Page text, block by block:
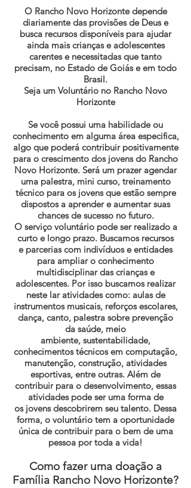
O Rancho Novo Horizonte depende
diariamente das provisões de Deus e
busca recursos disponíveis para ajudar
ainda mais crianças e adolescentes
carentes e necessitadas que tanto
precisam, no Estado de Goiás e em todo
Brasil.
Seja um Voluntário no Rancho Novo
Horizonte
Se você possui uma habilidade ou
conhecimento em alguma área especifica,
algo que poderá contribuir positivamente
para o crescimento dos jovens do Rancho
Novo Horizonte. Será um prazer agendar
uma palestra, mini curso, treinamento
técnico para os jovens que estão sempre
dispostos a aprender e aumentar suas
chances de sucesso no futuro.
O serviço voluntário pode ser realizado a
curto e longo prazo. Buscamos recursos
e parcerias com indivíduos e entidades
para ampliar o conhecimento
multidisciplinar das crianças e
adolescentes. Por isso buscamos realizar
neste lar atividades como: aulas de
instrumentos musicais, reforços escolares,
dança, canto, palestra sobre prevenção
da saúde, meio
ambiente, sustentabilidade,
conhecimentos técnicos em computação,
manutenção, construção, atividades
esportivas, entre outras. Além de
contribuir para o desenvolvimento, essas
atividades pode ser uma forma de
os jovens descobrirem seu talento. Dessa
forma, o voluntário tem a oportunidade
única de contribuir para o bem de uma
pessoa por toda a vida!
Como fazer uma doação a
Família Rancho Novo Horizonte?